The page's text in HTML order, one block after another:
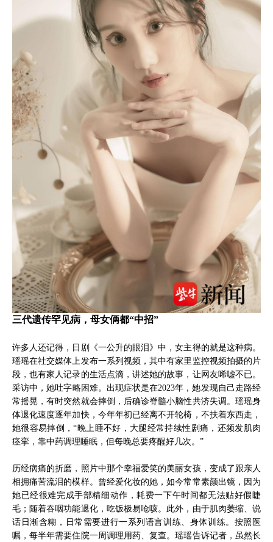
三代遗传罕见病，母女俩都“中招”
许多人还记得，日剧《一公升的眼泪》中，女主得的就是这种病。
瑶瑶在社交媒体上发布一系列视频，其中有家里监控视频拍摄的片
段，也有家人记录的生活点滴，讲述她的故事，让网友唏嘘不已。
采访中，她吐字略困难。出现症状是在2023年，她发现自己走路经
常摇晃，有时突然就会摔倒，后确诊脊髓小脑性共济失调。瑶瑶身
体退化速度逐年加快，今年年初已经离不开轮椅，不扶着东西走，
她很容易摔倒，“晚上睡不好，大腿经常持续性剧痛，还频发肌肉
痉挛，靠中药调理睡眠，但每晚总要疼醒好几次。”
历经病痛的折磨，照片中那个幸福爱笑的美丽女孩，变成了跟亲人
相拥痛苦流泪的模样。曾经爱化妆的她，如今常常素颜出镜，因为
她已经很难完成手部精细动作，耗费一下午时间都无法贴好假睫
毛；随着吞咽功能退化，吃饭极易呛咳。此外，由于肌肉萎缩、说
话日渐含糊，日常需要进行一系列语言训练、身体训练。按照医
嘱，每半年需要住院一周调理用药、复查。瑶瑶告诉记者，虽然长